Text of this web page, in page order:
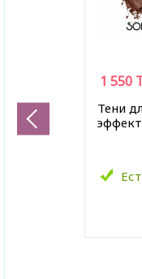
Тени
1 550